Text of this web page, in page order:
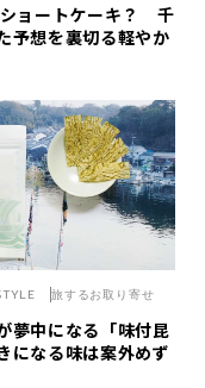
ョートケーキ？ 千
予想を裏切る軽やか
夢中になる「味付昆
なる味は案外めず
旅するお取り寄せ